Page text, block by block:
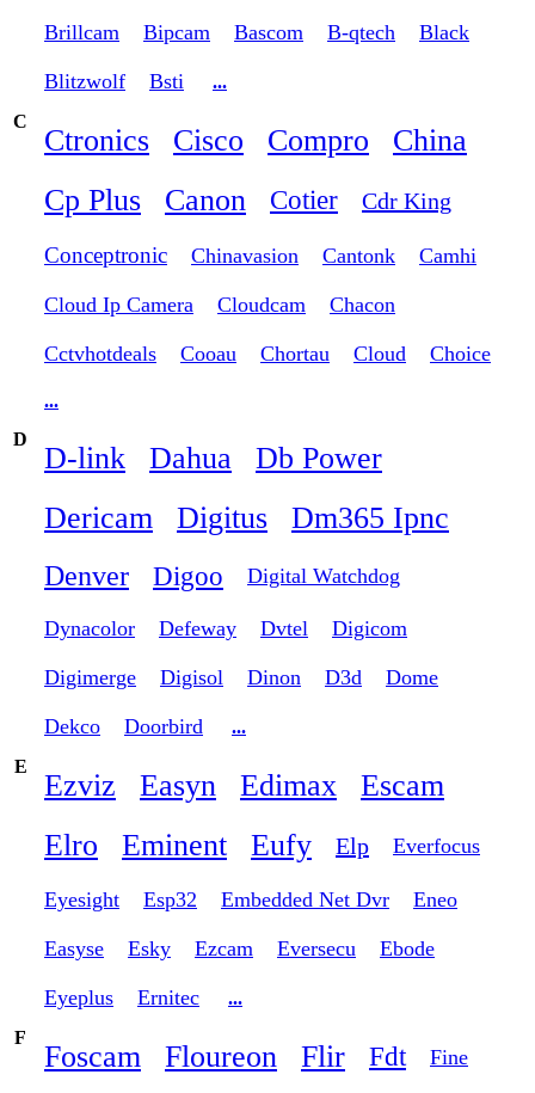
Brillcam Bipcam Bascom B-qtech Black
Blitzwolf Bsti
...
C
Ctronics Cisco Compro
China
Cp Plus
Canon Cotier Cdr King
Conceptronic Chinavasion Cantonk Camhi
Cloud Ip Camera Cloudcam Chacon
Cctvhotdeals Cooau Chortau Cloud Choice
...
D
D-link Dahua
Db Power
Dericam
Digitus Dm365 Ipnc
Denver Digoo Digital Watchdog
Dynacolor Defeway Dvtel Digicom
Digimerge Digisol Dinon D3d Dome
Dekco Doorbird
...
E
Ezviz Easyn Edimax
Escam
Elro
Eminent Eufy Elp Everfocus
Eyesight Esp32 Embedded Net Dvr Eneo
Easyse Esky Ezcam Eversecu Ebode
Eyeplus Ernitec
...
F
Foscam Floureon Flir Fdt Fine